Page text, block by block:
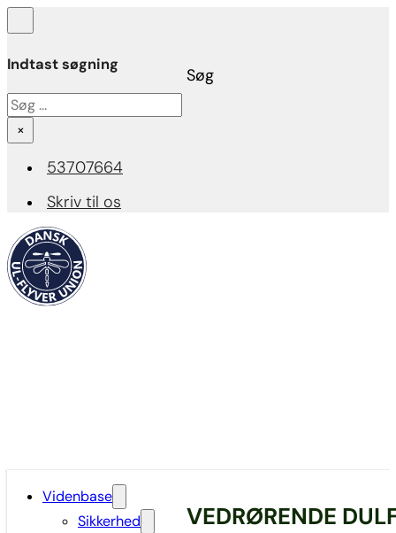
Indtast søgning
Søg
×
Søg
53707664
Skriv til os
Videnbase
Sikkerhed
VEDRØRENDE